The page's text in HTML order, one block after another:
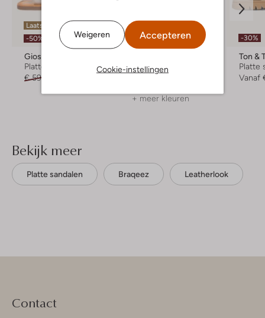
Weigeren Accepteren
Cookie-instellingen
Laatste maten
-50%
Gioseppo
Platte sandalen
€ 59,95
-50%
Platte sandalen
+ meer kleuren
-30%
Ton &
Platte
Vanaf
Bekijk meer
Platte sandalen Braqeez Leatherlook
Contact